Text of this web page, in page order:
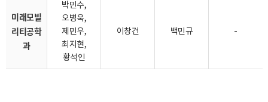
미래모빌
리티공학
과
박민수,
오병욱,
제민우,
최지현,
황석인
이창건 백민규 -